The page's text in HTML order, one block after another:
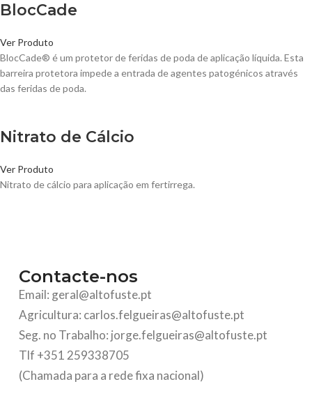
BlocCade
Ver Produto
BlocCade® é um protetor de feridas de poda de aplicação líquida. Esta
barreira protetora impede a entrada de agentes patogénicos através
das feridas de poda.
Nitrato de Cálcio
Ver Produto
Nitrato de cálcio para aplicação em fertirrega.
Contacte-nos
Email: geral@altofuste.pt
Agricultura: carlos.felgueiras@altofuste.pt
Seg. no Trabalho: jorge.felgueiras@altofuste.pt
Tlf +351 259338705
(Chamada para a rede fixa nacional)